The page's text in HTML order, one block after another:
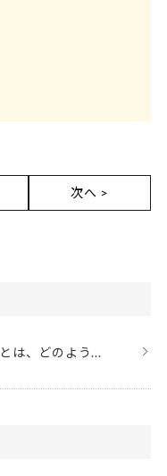
次へ >
は、どのよう...